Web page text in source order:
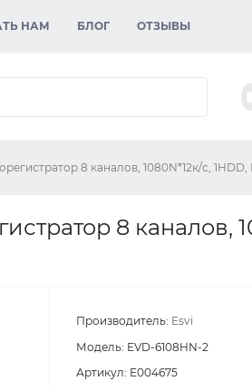
НАМ БЛОГ ОТЗЫВЫ
8 каналов, 1080N*12к/с, 1HDD,
8 каналов,
Производитель: Esvi
Модель: EVD-6108HN-2
Артикул: E004675